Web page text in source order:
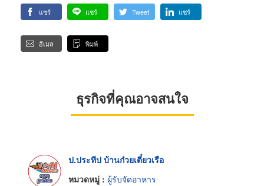
แชร์ แชร์ Tweet แชร์
อีเมล พิมพ์
ธุรกิจที่คุณอาจสนใจ
ป.ประทีป บ้านก๋วยเตี๋ยวเรือ
หมวดหมู่ : ผู้รับจัดอาหาร